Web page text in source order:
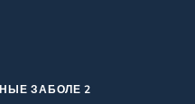
ЗАБОЛЕ 2